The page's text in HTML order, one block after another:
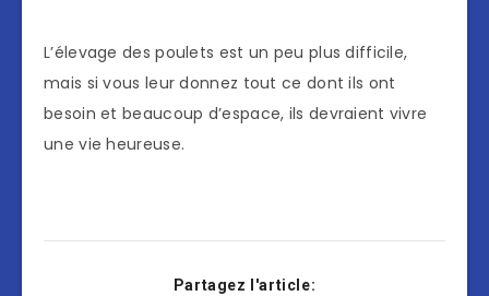
L’élevage des poulets est un peu plus difficile,
mais si vous leur donnez tout ce dont ils ont
besoin et beaucoup d’espace, ils devraient vivre
une vie heureuse.
Partagez l'article: